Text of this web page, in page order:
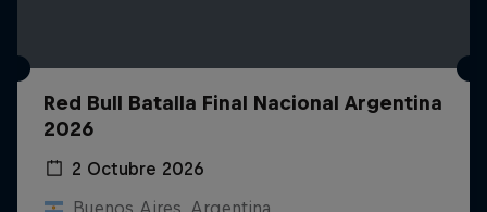
Red Bull Batalla Final Nacional Argentina
2026
2 Octubre 2026
Buenos Aires, Argentina